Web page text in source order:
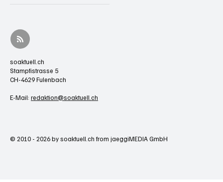
soaktuell.ch
Stampfistrasse 5
CH-4629 Fulenbach
E-Mail: redaktion@soaktuell.ch
© 2010 - 2026 by soaktuell.ch from jaeggiMEDIA GmbH